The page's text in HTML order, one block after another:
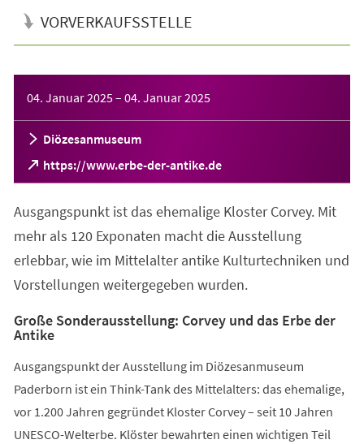
VORVERKAUFSSTELLE
04. Januar 2025– 04. Januar 2025
Diözesanmuseum
https://www.erbe-der-antike.de
(Öffnet
in
neuen
Tab)
Ausgangspunkt ist das ehemalige Kloster Corvey. Mit
mehr als 120 Exponaten macht die Ausstellung
erlebbar, wie im Mittelalter antike Kulturtechniken und
Vorstellungen weitergegeben wurden.
Große Sonderausstellung: Corvey und das Erbe der
Antike
Ausgangspunkt der Ausstellung im Diözesanmuseum
Paderborn ist ein Think-Tank des Mittelalters: das ehemalige,
vor 1.200 Jahren gegründet Kloster Corvey – seit 10 Jahren
UNESCO-Welterbe. Klöster bewahrten einen wichtigen Teil